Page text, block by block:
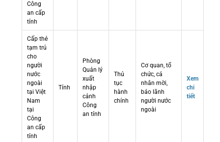
Công
an cấp
tỉnh
Cấp thẻ
tạm trú
cho
người
nước
ngoài
tại Việt
Nam
tại
Công
an cấp
tỉnh
Tỉnh
Phòng
Quản lý
xuất
nhập
cảnh
Công
an tỉnh
Thủ
tục
hành
chính
Cơ quan, tổ
chức, cá
nhân mời,
bảo lãnh
người nước
ngoài
Xem
chi
tiết